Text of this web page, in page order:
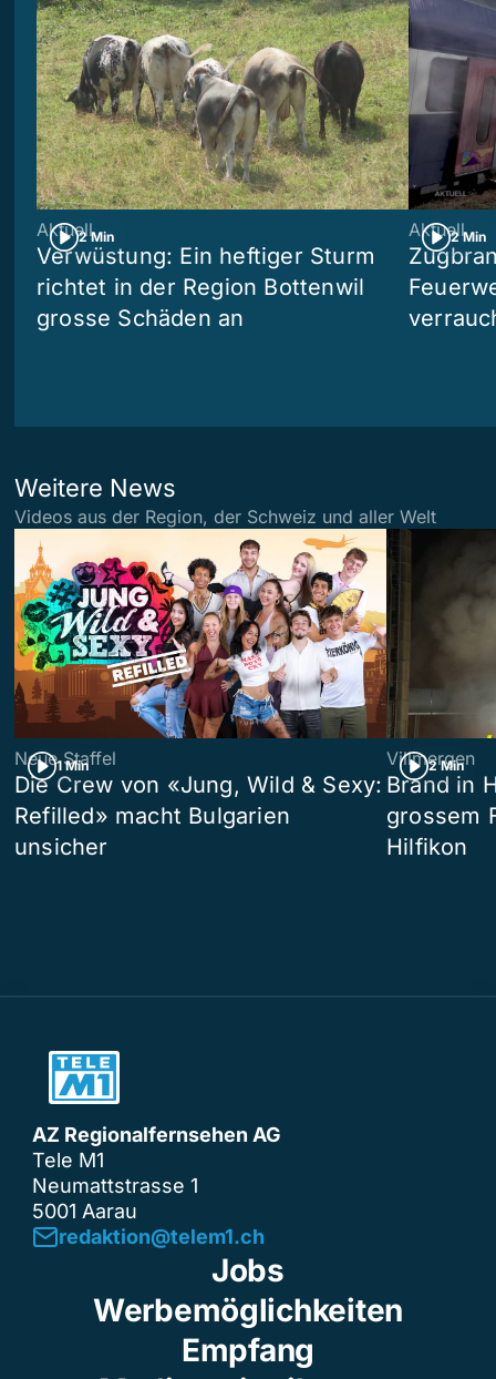
2 Min
Aktuell
Verwüstung: Ein heftiger Sturm
richtet in der Region Bottenwil
grosse Schäden an
2 Min
Aktuell
Weitere News
Videos aus der Region, der Schweiz und aller Welt
1 Min
Neue Staffel
Die Crew von «Jung, Wild & Sexy:
Refilled» macht Bulgarien
unsicher
2 Min
Villmergen
Brand in
grossem
Hilfikon
AZ Regionalfernsehen AG
Tele M1
Neumattstrasse 1
5001 Aarau
redaktion@telem1.ch
Jobs
Werbemöglichkeiten
Empfang